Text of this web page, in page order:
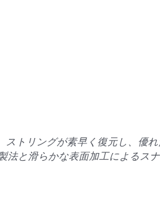
トリングが素早く復元し、優
と滑らかな表面加工によるス